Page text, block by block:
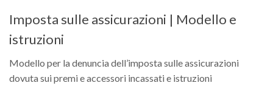
Imposta sulle assicurazioni | Modello e
istruzioni
Modello per la denuncia dell’imposta sulle assicurazioni
dovuta sui premi e accessori incassati e istruzioni